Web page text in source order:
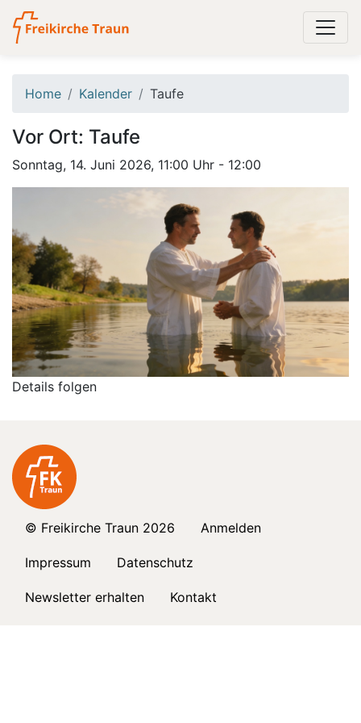
Home Kalender Taufe
Vor Ort: Taufe
Sonntag, 14. Juni 2026, 11:00 Uhr - 12:00
Details folgen
© Freikirche Traun 2026 Anmelden
Impressum Datenschutz
Newsletter erhalten Kontakt